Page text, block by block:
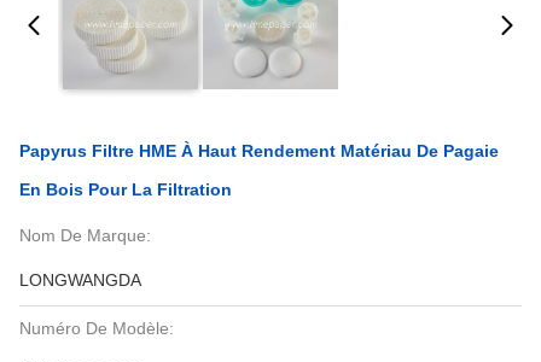
Papyrus Filtre HME À Haut Rendement Matériau De Pagaie
En Bois Pour La Filtration
Nom De Marque:
LONGWANGDA
Numéro De Modèle: